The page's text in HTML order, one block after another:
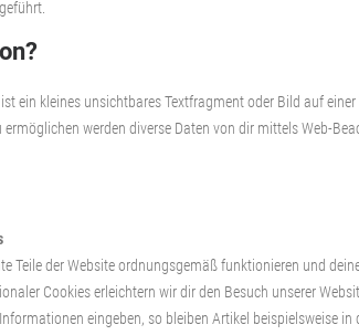
ein kleines unsichtbares Textfragment oder Bild auf
werden diverse Daten von dir mittels Web-
Teile der Website ordnungsgemäß funktionieren und
Cookies erleichtern wir dir den Besuch unserer
eingeben, so bleiben Artikel beispielsweise